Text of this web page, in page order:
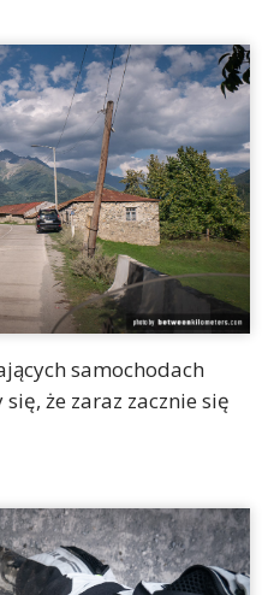
samochodach
że zaraz zacznie się